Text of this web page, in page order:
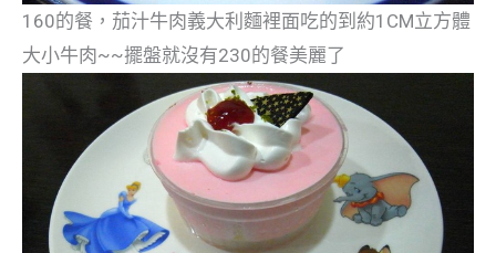
160的餐，茄汁牛肉義大利麵裡面吃的到約1CM立方體
大小牛肉~~擺盤就沒有230的餐美麗了